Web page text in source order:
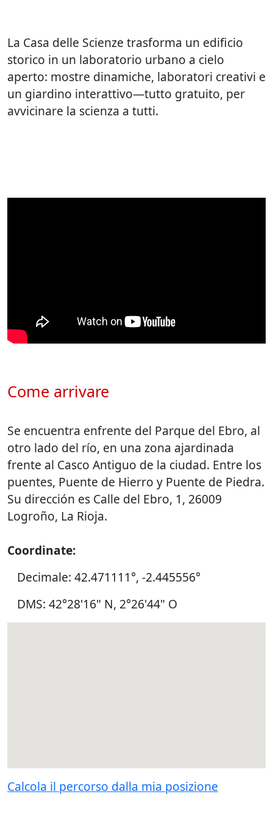
La Casa delle Scienze trasforma un edificio
storico in un laboratorio urbano a cielo
aperto: mostre dinamiche, laboratori creativi e
un giardino interattivo—tutto gratuito, per
avvicinare la scienza a tutti.
Come arrivare
Se encuentra enfrente del Parque del Ebro, al
otro lado del río, en una zona ajardinada
frente al Casco Antiguo de la ciudad. Entre los
puentes, Puente de Hierro y Puente de Piedra.
Su dirección es Calle del Ebro, 1, 26009
Logroño, La Rioja.
Coordinate:
Decimale: 42.471111°, -2.445556°
DMS: 42°28'16" N, 2°26'44" O
Calcola il percorso dalla mia posizione